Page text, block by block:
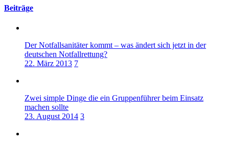
Beiträge
Der Notfallsanitäter kommt – was ändert sich jetzt in der
deutschen Notfallrettung?
22. März 2013 7
Zwei simple Dinge die ein Gruppenführer beim Einsatz
machen sollte
23. August 2014 3